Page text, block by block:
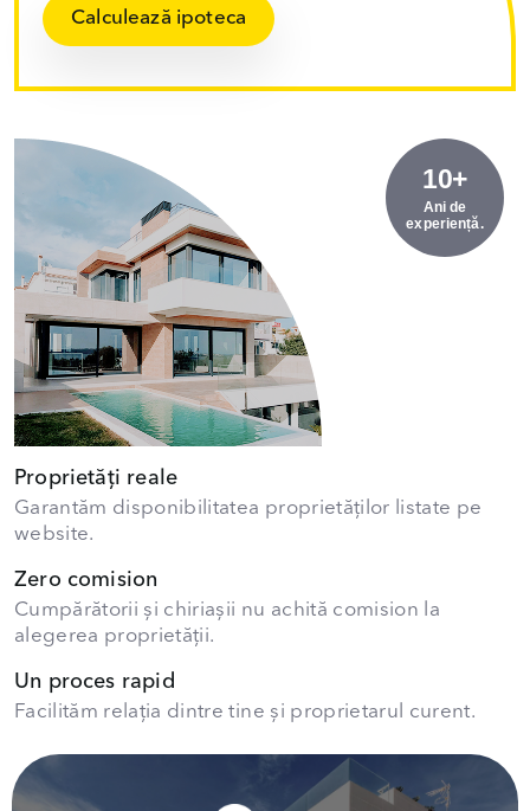
Calculează ipoteca
10+
Ani de
experiență.
Proprietăți reale
Garantăm disponibilitatea proprietăților listate pe
website.
Zero comision
Cumpărătorii și chiriașii nu achită comision la
alegerea proprietății.
Un proces rapid
Facilităm relația dintre tine și proprietarul curent.